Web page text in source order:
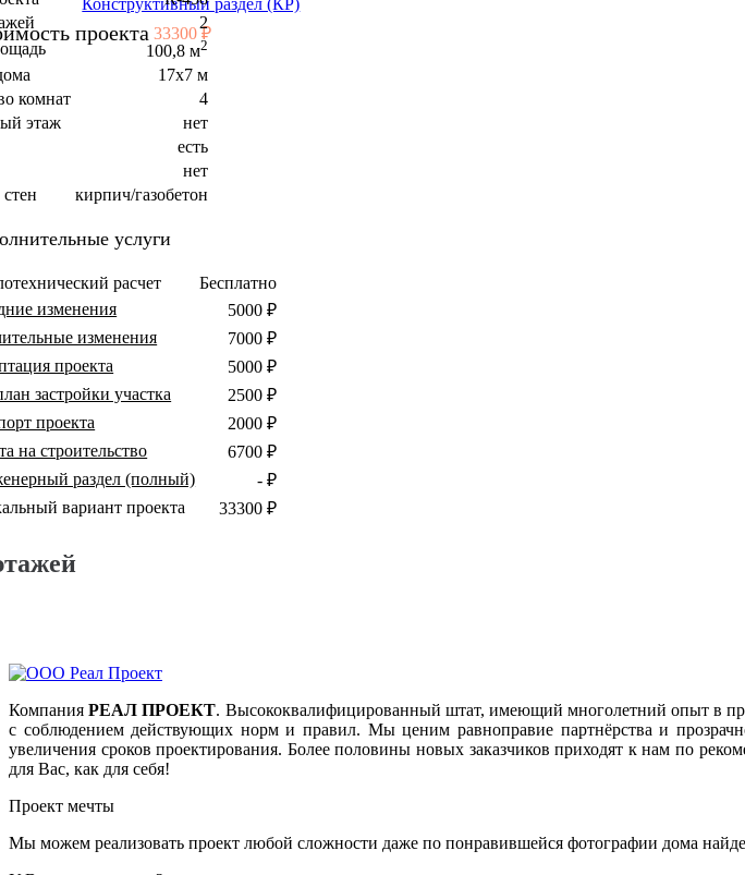
Конструктивный раздел (КР)
проекта 33300 ₽
2
100,8 м2
17x7 м
комнат
4
этаж
нет
есть
нет
кирпич/газобетон
услуги
расчет
Бесплатно
изменения
5000 ₽
изменения
7000 ₽
проекта
5000 ₽
застройки участка
2500 ₽
проекта
2000 ₽
на строительство
6700 ₽
раздел (полный)
- ₽
вариант проекта
33300 ₽
КомпанияРЕАЛ ПРОЕКТ. Высококвалифицированный штат, имеющий многолетний опыт в
с соблюдением действующих норм и правил. Мы ценим равноправие партнёрства и
увеличения сроков проектирования. Более половины новых заказчиков приходят к нам по
для Вас, как для себя!
Проект мечты
Мы можем реализовать проект любой сложности даже по понравившейся фотографии дома